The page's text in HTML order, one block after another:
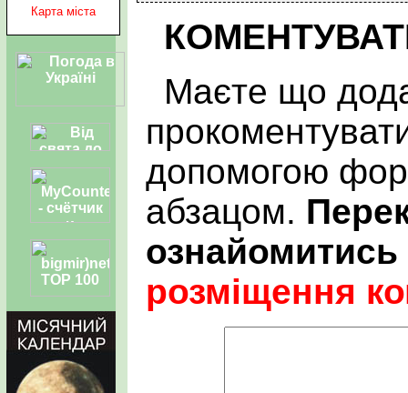
Карта міста
Маєте що
допомогою
абзацом.
розміщення